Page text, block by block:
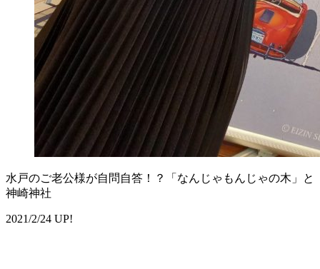
水戸のご老公様が自問自答！？「なんじゃもんじゃの木」と
神崎神社
2021/2/24 UP!